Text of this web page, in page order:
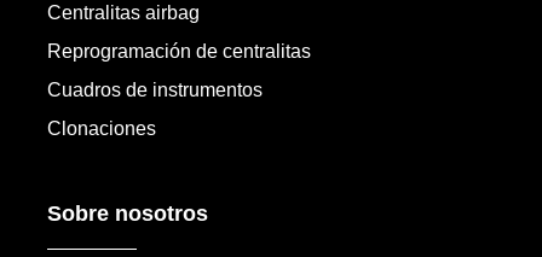
Centralitas airbag
Reprogramación de centralitas
Cuadros de instrumentos
Clonaciones
Sobre nosotros